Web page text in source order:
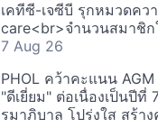
เคทีซี-เจซีบี รุกหมวดคว
care<br>จำนวนสมาชิก
7 Aug 26
PHOL คว้าคะแนน
"ดีเยี่ยม" ต่อเนื่องเป็นปี
รมาภิบาล โปร่งใส สร้า